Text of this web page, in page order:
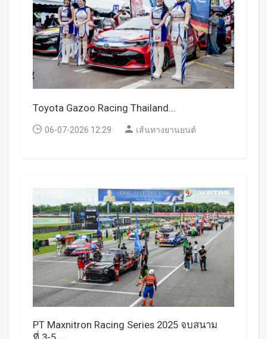
Toyota Gazoo Racing Thailand...
06-07-2026 12:29 เส้นทางยานยนต์
PT Maxnitron Racing Series 2025 จบสนาม